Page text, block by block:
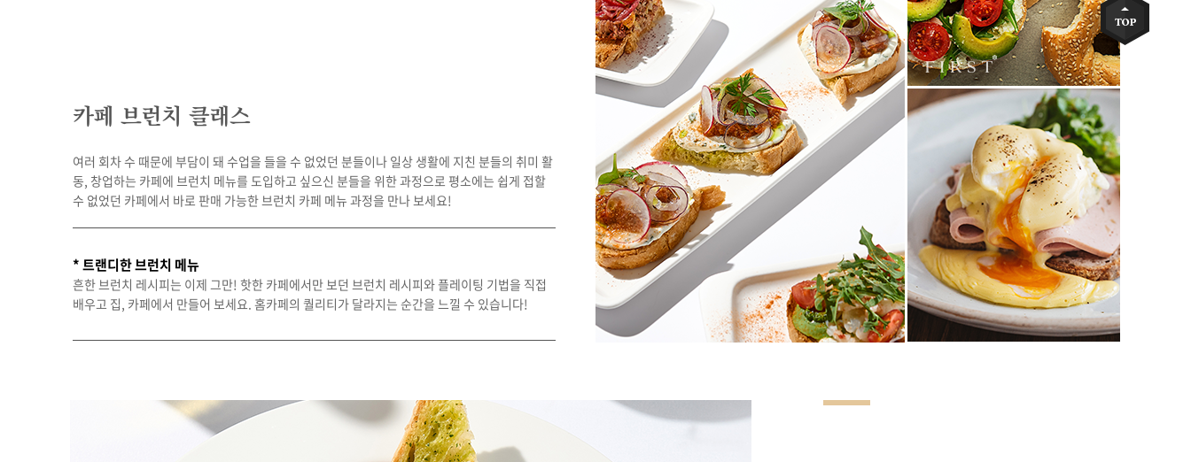
카페 브런치 클래스
여러 회차 수 때문에 부담이 돼 수업을 들을 수 없었던 분들이나 일상 생활에 지친 분들의 취미 활
동, 창업하는 카페에 브런치 메뉴를 도입하고 싶으신 분들을 위한 과정으로 평소에는 쉽게 접할
수 없었던 카페에서 바로 판매 가능한 브런치 카페 메뉴 과정을 만나 보세요!
* 트랜디한 브런치 메뉴
흔한 브런치 레시피는 이제 그만! 핫한 카페에서만 보던 브런치 레시피와 플레이팅 기법을 직접
배우고 집, 카페에서 만들어 보세요. 홈카페의 퀄리티가 달라지는 순간을 느낄 수 있습니다!